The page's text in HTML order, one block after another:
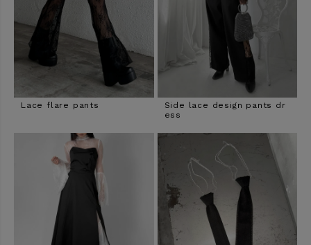
Lace flare pants
Side lace design pants dr
ess